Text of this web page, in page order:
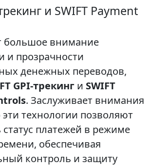
и SWIFT Payment
большое внимание
и прозрачности
денежных переводов,
GPI-трекинг и SWIFT
. Заслуживает внимания
эти технологии позволяют
платежей в режиме
обеспечивая
контроль и защиту